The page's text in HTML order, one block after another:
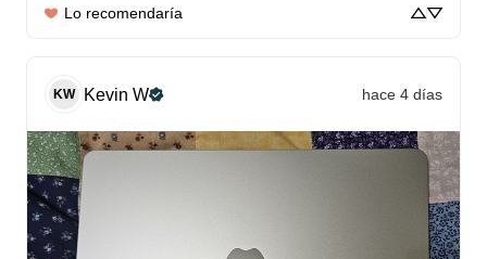
Lo recomendaría
KW Kevin W hace 4 días